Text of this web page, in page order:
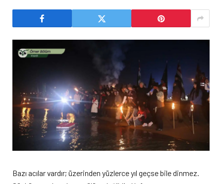
Bazı acılar vardır; üzerinden yüzlerce yıl geçse bile dinmez.